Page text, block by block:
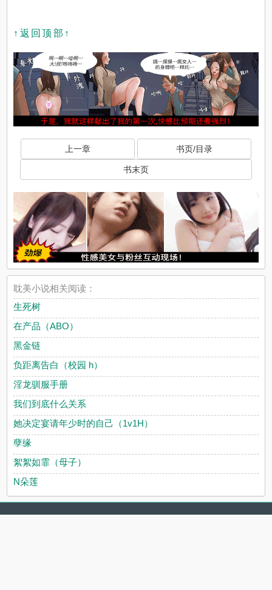
↑返回顶部↑
上一章 书页/目录
书末页
耽美小说相关阅读：
生死树
在产品（ABO）
黑金链
负距离告白（校园 h）
淫龙驯服手册
我们到底什么关系
她决定宴请年少时的自己（1v1H）
孽缘
絮絮如霏（母子）
N朵莲